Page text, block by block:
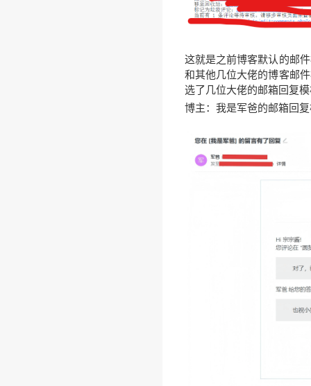
这就是之前博客默认的邮
和其他几位大佬的博客邮
选了几位大佬的邮箱回复
博主：我是军爸的邮箱回